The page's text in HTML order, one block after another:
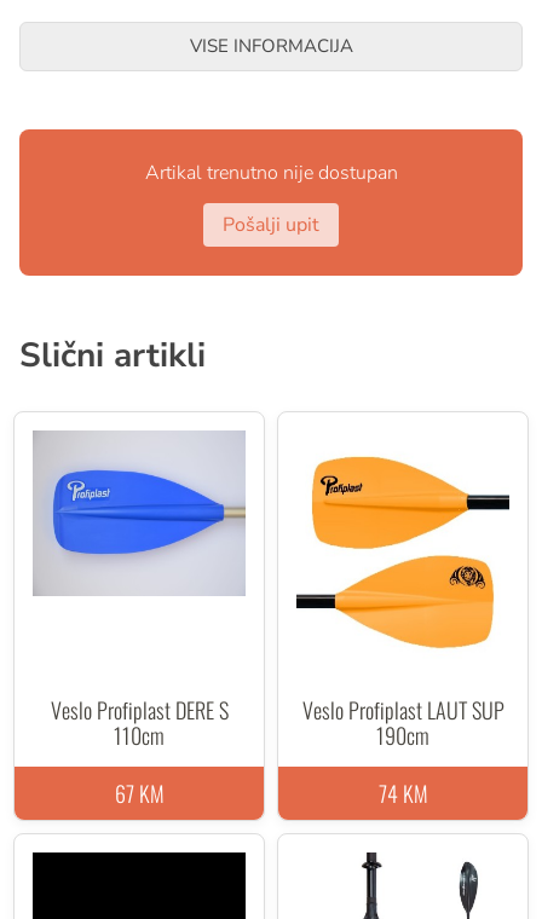
VISE INFORMACIJA
Artikal trenutno nije dostupan
Pošalji upit
Slični artikli
Veslo Profiplast DERE S
110cm
67 KM
Veslo Profiplast LAUT SUP
190cm
74 KM